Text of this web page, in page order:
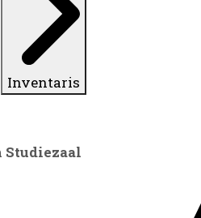
Inventaris
Studiezaal